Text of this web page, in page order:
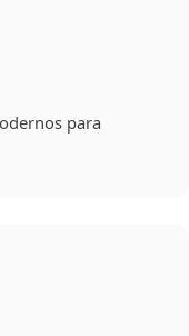
para